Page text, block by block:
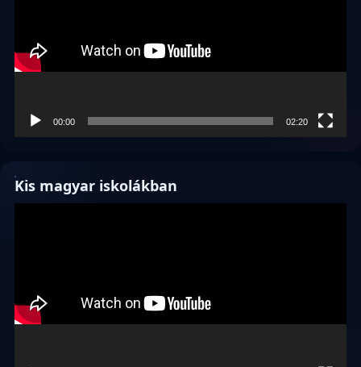
00:00 02:20
Kis magyar iskolákban